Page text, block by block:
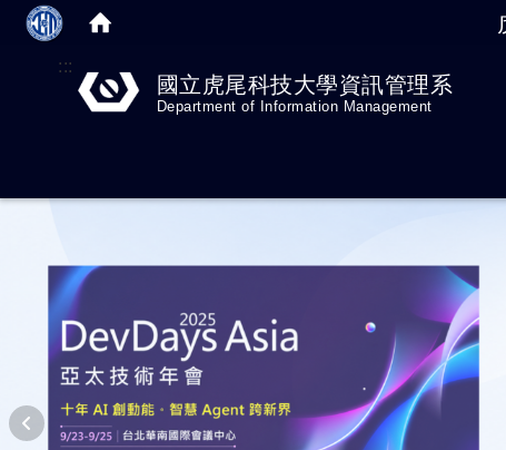
:::
國立虎尾科技大學資訊管理系
Department of Information Management